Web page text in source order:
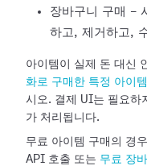
장바구니 구매 -
하고, 제거하고,
아이템이 실제 돈 대신
화로 구매한 특정 아이
시오. 결제 UI는 필요하
가 처리됩니다.
무료 아이템 구매의 경
API 호출 또는 무료 장